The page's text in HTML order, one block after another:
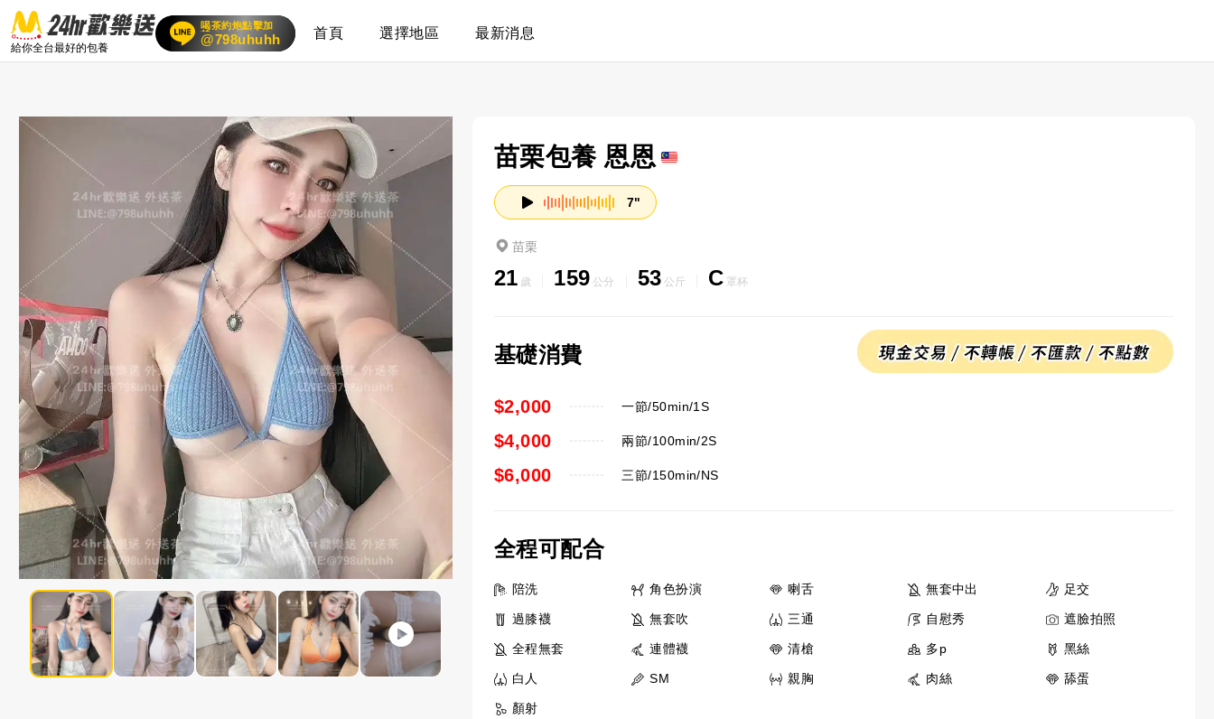
給你全台最好的包養
喝茶約炮點擊加
賴
24小時客服在線
@798uhuhh 首頁 選擇地區 最新消息
苗栗包養 恩恩
7"
苗栗
21 歲 159 公分 53 公斤 C 罩杯
基礎消費
一節/50min/1S
$2,000
兩節/100min/2S
$4,000
三節/150min/NS
$6,000
全程可配合
陪洗 角色扮演 喇舌 無套中出 足交
過膝襪 無套吹 三通 自慰秀 遮臉拍照
全程無套 連體襪 清槍 多p 黑絲
白人 SM 親胸 肉絲 舔蛋
顏射